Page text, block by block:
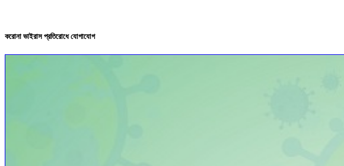
করোনা ভাইরাস প্রতিরোধে যোগাযোগ